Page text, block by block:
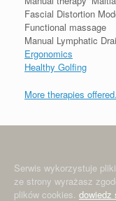
Fascial Distortion
Functional massage
Manual Lymphatic
Ergonomics
Healthy Golfing
More therapies
© 2024 Physiomed •
Serwis wykorzystuje
ze strony wyrażasz
plików cookies. dowiedz